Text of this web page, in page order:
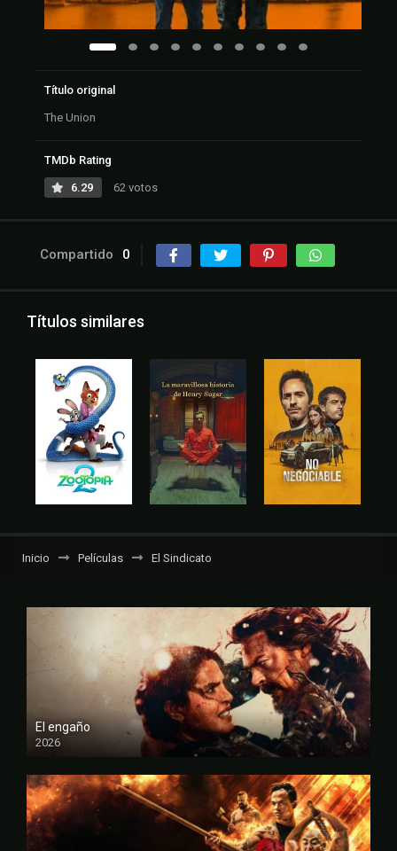
Título original
The Union
TMDb Rating
6.29 62 votos
Compartido 0
Títulos similares
Inicio Películas El Sindicato
El engaño
2026
FULL HD